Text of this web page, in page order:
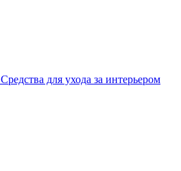
Средства для ухода за интерьером